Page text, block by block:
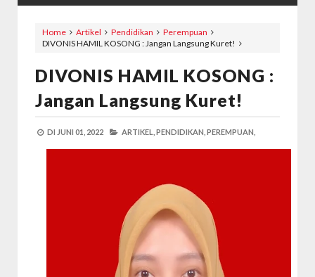
Home Artikel Pendidikan
Perempuan
DIVONIS HAMIL KOSONG : Jangan Langsung Kuret!
DIVONIS HAMIL KOSONG :
Jangan Langsung Kuret!
DI JUNI 01, 2022 ARTIKEL, PENDIDIKAN, PEREMPUAN,